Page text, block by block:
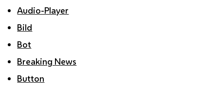
Audio-Player
Bild
Bot
Breaking News
Button